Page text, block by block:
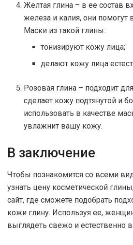
Желтая глина – в ее состав
железа и калия, они помогут
Маски из такой глины:
тонизируют кожу лица;
делают кожу лица
Розовая глина – подходит
сделает кожу подтянутой и
использовать в качестве
увлажнит вашу кожу.
В заключение
Чтобы познакомится со всеми
узнать цену косметической
сайт, где сможете подобрать
кожи глину. Используя ее,
выглядеть свежо и естественно